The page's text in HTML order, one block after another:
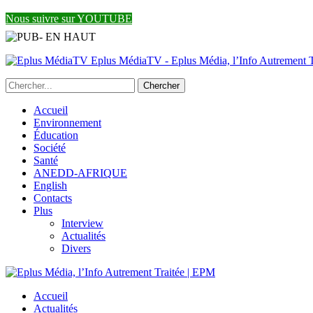
Nous suivre sur YOUTUBE
Eplus MédiaTV - Eplus Média, l’Info Autrement
Accueil
Environnement
Éducation
Société
Santé
ANEDD-AFRIQUE
English
Contacts
Plus
Interview
Actualités
Divers
Accueil
Actualités